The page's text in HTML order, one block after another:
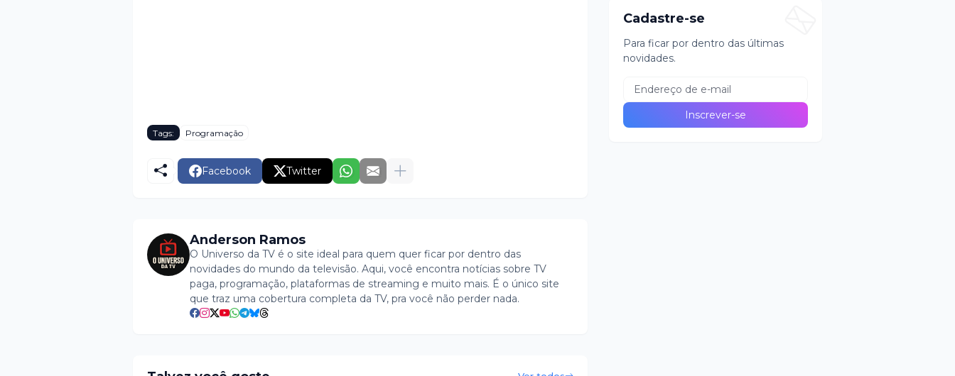
Tags: Programação
Facebook Twitter
Anderson Ramos
O Universo da TV é o site ideal para quem quer ficar por dentro das
novidades do mundo da televisão. Aqui, você encontra notícias sobre TV
paga, programação, plataformas de streaming e muito mais. É o único site
que traz uma cobertura completa da TV, pra você não perder nada.
Cadastre-se
Para ficar por dentro das últimas
novidades.